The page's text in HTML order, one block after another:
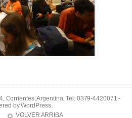
Corrientes, Argentina. Tel: 0379-4420071 -
byWordPress.
VOLVER ARRIBA